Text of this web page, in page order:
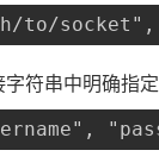
to/socket",
符串中明确指定